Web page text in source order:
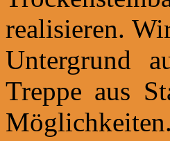
realisieren.
Untergrund
Treppe aus